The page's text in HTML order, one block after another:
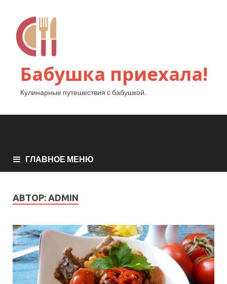
Бабушка приехала!
Кулинарные путешествия с бабушкой.
ГЛАВНОЕ МЕНЮ
АВТОР: ADMIN